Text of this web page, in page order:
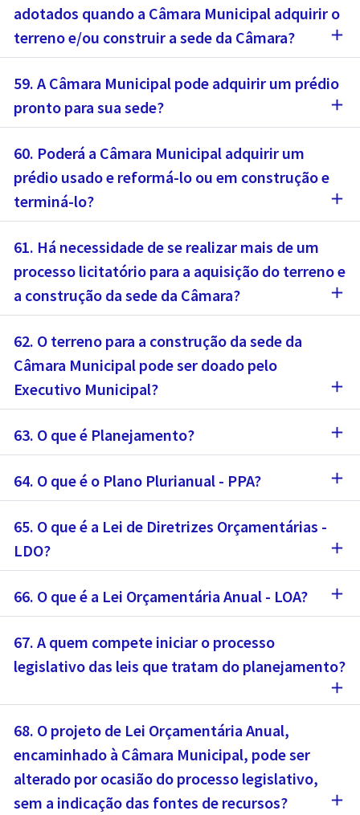
adotados quando a Câmara Municipal adquirir o
terreno e/ou construir a sede da Câmara?
add
59. A Câmara Municipal pode adquirir um prédio
pronto para sua sede?
add
60. Poderá a Câmara Municipal adquirir um
prédio usado e reformá-lo ou em construção e
terminá-lo?
add
61. Há necessidade de se realizar mais de um
processo licitatório para a aquisição do terreno e
a construção da sede da Câmara?
add
62. O terreno para a construção da sede da
Câmara Municipal pode ser doado pelo
Executivo Municipal?
add
63. O que é Planejamento? add
64. O que é o Plano Plurianual - PPA? add
65. O que é a Lei de Diretrizes Orçamentárias -
LDO?
add
66. O que é a Lei Orçamentária Anual - LOA? add
67. A quem compete iniciar o processo
legislativo das leis que tratam do planejamento?
add
68. O projeto de Lei Orçamentária Anual,
encaminhado à Câmara Municipal, pode ser
alterado por ocasião do processo legislativo,
sem a indicação das fontes de recursos?
add